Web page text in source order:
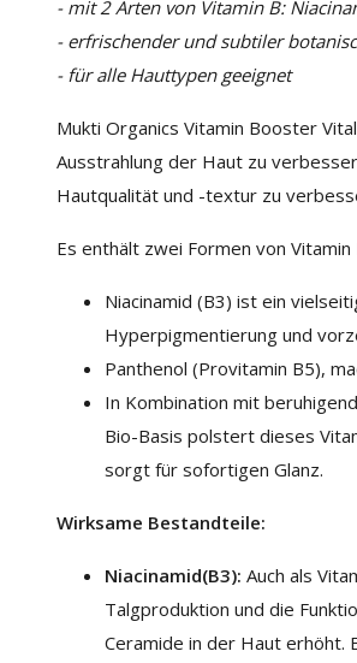
- mit 2 Arten von Vitamin B:
- erfrischender und subtiler
- für alle Hauttypen geeignet
Mukti Organics Vitamin Booster
Ausstrahlung der Haut zu
Hautqualität und -textur zu
Es enthält zwei Formen von Vitamin
Niacinamid (B3) ist ein
Hyperpigmentierung und
Panthenol (Provitamin B5),
In Kombination mit
Bio-Basis polstert dieses
sorgt für sofortigen Glanz.
Wirksame Bestandteile:
Niacinamid(B3): Auch als
Talgproduktion und die
Ceramide in der Haut erhöht.